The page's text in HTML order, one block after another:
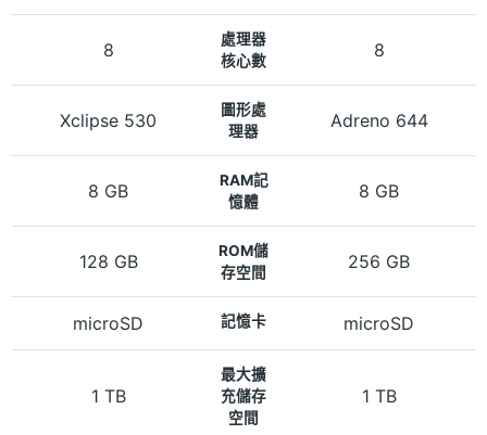
8
處理器
核心數
8
Xclipse 530
圖形處
理器
Adreno 644
8 GB
RAM記
憶體
8 GB
128 GB
ROM儲
存空間
256 GB
microSD 記憶卡 microSD
1 TB
最大擴
充儲存
空間
1 TB